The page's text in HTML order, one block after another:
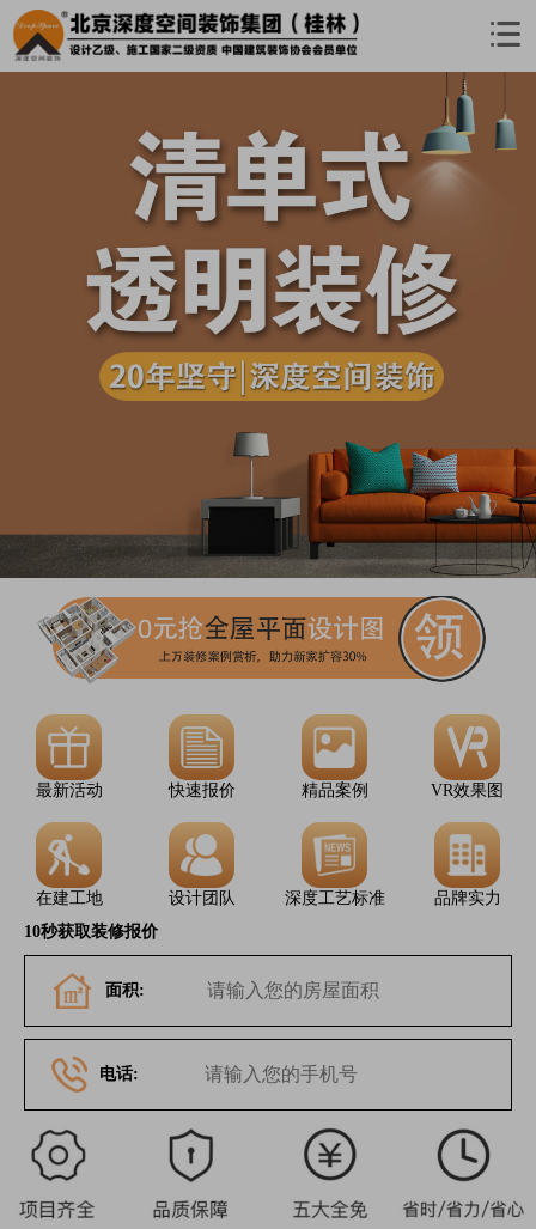
最新活动 快速报价 精品案例 VR效果图
在建工地 设计团队 深度工艺标准
品牌实力
10秒获取装修报价
面积:
电话: